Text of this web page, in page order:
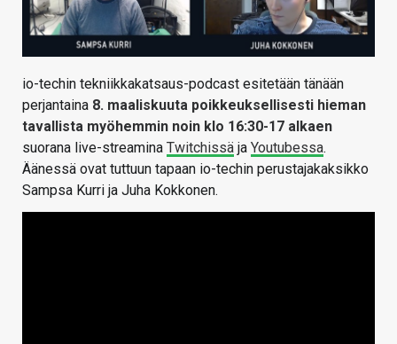
io-techin tekniikkakatsaus-podcast esitetään tänään
perjantaina 8. maaliskuuta poikkeuksellisesti hieman
tavallista myöhemmin noin klo 16:30-17 alkaen
suorana live-streamina Twitchissä ja Youtubessa.
Äänessä ovat tuttuun tapaan io-techin perustajakaksikko
Sampsa Kurri ja Juha Kokkonen.